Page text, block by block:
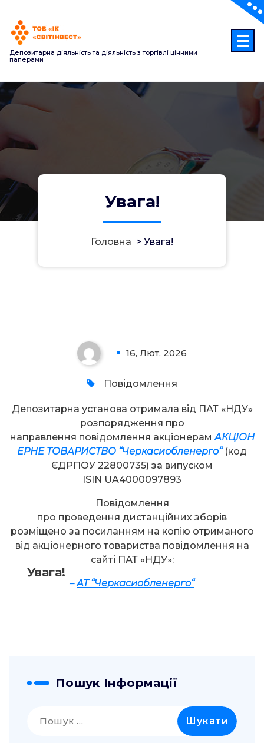
контенту
Депозитарна діяльність та діяльність з торгівлі цінними
паперами
Увага!
Головна > Увага!
16, Лют, 2026
Повідомлення
Увага!
Депозитарна установа отримала від ПАТ «НДУ»
розпорядження про
направлення повідомлення акціонерам АКЦІОН
ЕРНЕ ТОВАРИСТВО “Черкасиобленерго“ (код
ЄДРПОУ 22800735) за випуском
ISIN UA4000097893
Повідомлення
про проведення дистанційних зборів
розміщено за посиланням на копію отриманого
від акціонерного товариства повідомлення на
сайті ПАТ «НДУ»:
–АТ “Черкасиобленерго“
Пошук Інформації